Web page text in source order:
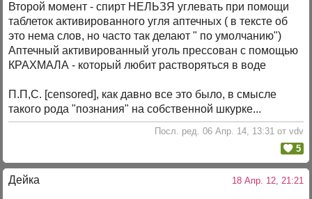
Второй момент - спирт НЕЛЬЗЯ углевать при помощи
таблеток активированного угля аптечных ( в тексте об
это нема слов, но часто так делают " по умолчанию")
Аптечный активированный уголь прессован с помощью
КРАХМАЛА - который любит растворяться в воде
П.П,С. [censored], как давно все это было, в смысле
такого рода "познания" на собственной шкурке...
Посл. ред. 06 Апр. 14, 13:31 от vdv
5
Дейка 18 Апр. 12, 21:21